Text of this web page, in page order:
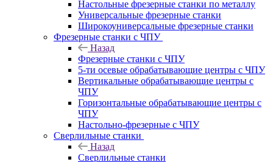
Настольные фрезерные станки по металлу
Универсальные фрезерные станки
Широкоуниверсальные фрезерные станки
Фрезерные станки с ЧПУ
Назад
Фрезерные станки с ЧПУ
5-ти осевые обрабатывающие центры с ЧПУ
Вертикальные обрабатывающие центры с
ЧПУ
Горизонтальные обрабатывающие центры с
ЧПУ
Настольно-фрезерные с ЧПУ
Сверлильные станки
Назад
Сверлильные станки